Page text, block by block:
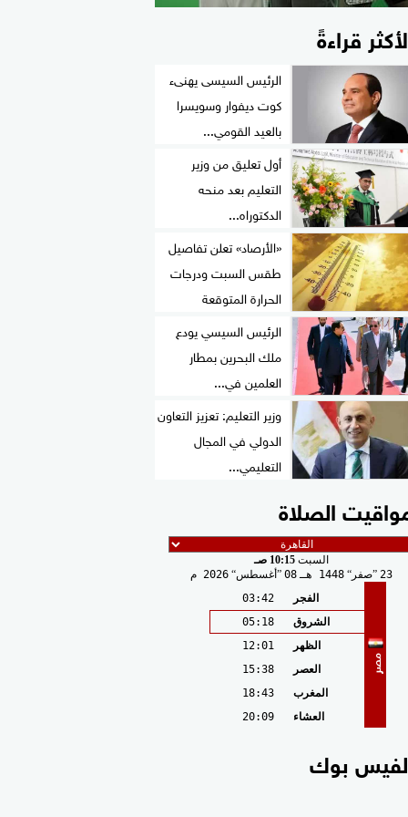
قراءةً
الرئيس السيسى يهنىء
كوت ديفوار وسويسرا
بالعيد القومي...
أول تعليق من وزير
التعليم بعد منحه
الدكتوراه...
«الأرصاد» تعلن تفاصيل
طقس السبت ودرجات
الحرارة المتوقعة
الرئيس السيسي يودع
ملك البحرين بمطار
العلمين في...
وزير التعليم: تعزيز التعاون
الدولي في المجال
التعليمي...
الصلاة
السبت 10:15 صـ
23 صفر 1448 هـ 08 أغسطس 2026 م
مصر
الفجر
03:42
الشروق
05:18
الظهر
12:01
العصر
15:38
المغرب
18:43
العشاء
20:09
بوك